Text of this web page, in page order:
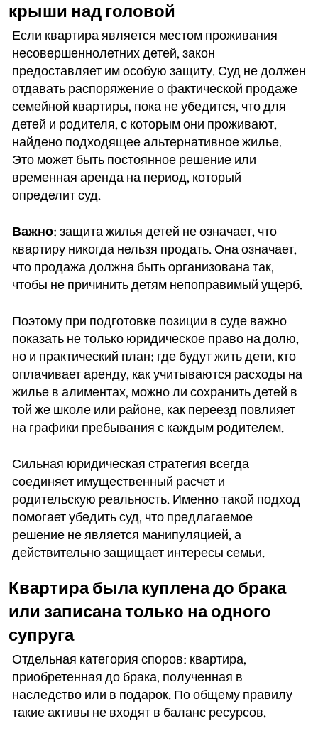
крыши над головой
Если квартира является местом проживания
несовершеннолетних детей, закон
предоставляет им особую защиту. Суд не должен
отдавать распоряжение о фактической продаже
семейной квартиры, пока не убедится, что для
детей и родителя, с которым они проживают,
найдено подходящее альтернативное жилье.
Это может быть постоянное решение или
временная аренда на период, который
определит суд.
Важно: защита жилья детей не означает, что
квартиру никогда нельзя продать. Она означает,
что продажа должна быть организована так,
чтобы не причинить детям непоправимый ущерб.
Поэтому при подготовке позиции в суде важно
показать не только юридическое право на долю,
но и практический план: где будут жить дети, кто
оплачивает аренду, как учитываются расходы на
жилье в алиментах, можно ли сохранить детей в
той же школе или районе, как переезд повлияет
на графики пребывания с каждым родителем.
Сильная юридическая стратегия всегда
соединяет имущественный расчет и
родительскую реальность. Именно такой подход
помогает убедить суд, что предлагаемое
решение не является манипуляцией, а
действительно защищает интересы семьи.
Квартира была куплена до брака
или записана только на одного
супруга
Отдельная категория споров: квартира,
приобретенная до брака, полученная в
наследство или в подарок. По общему правилу
такие активы не входят в баланс ресурсов.